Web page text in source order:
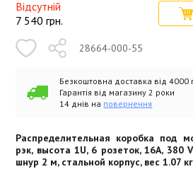
Відсутній
7 540 грн.
28664-000-55
Безкоштовна доставка від 4000
Гарантія від магазину 2 роки
14 днів на повернення
Распределительная коробка под
рэк, высота 1U, 6 розеток, 16A, 380
шнур 2 м, стальной корпус, вес 1.07